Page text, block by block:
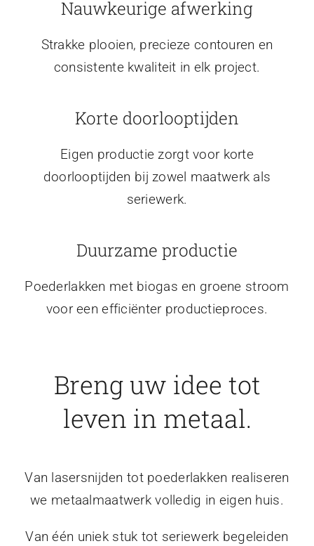
Nauwkeurige afwerking
Strakke plooien, precieze contouren en
consistente kwaliteit in elk project.
Korte doorlooptijden
Eigen productie zorgt voor korte
doorlooptijden bij zowel maatwerk als
seriewerk.
Duurzame productie
Poederlakken met biogas en groene stroom
voor een efficiënter productieproces.
Breng uw idee tot
leven in metaal.
Van lasersnijden tot poederlakken realiseren
we metaalmaatwerk volledig in eigen huis.
Van één uniek stuk tot seriewerk begeleiden